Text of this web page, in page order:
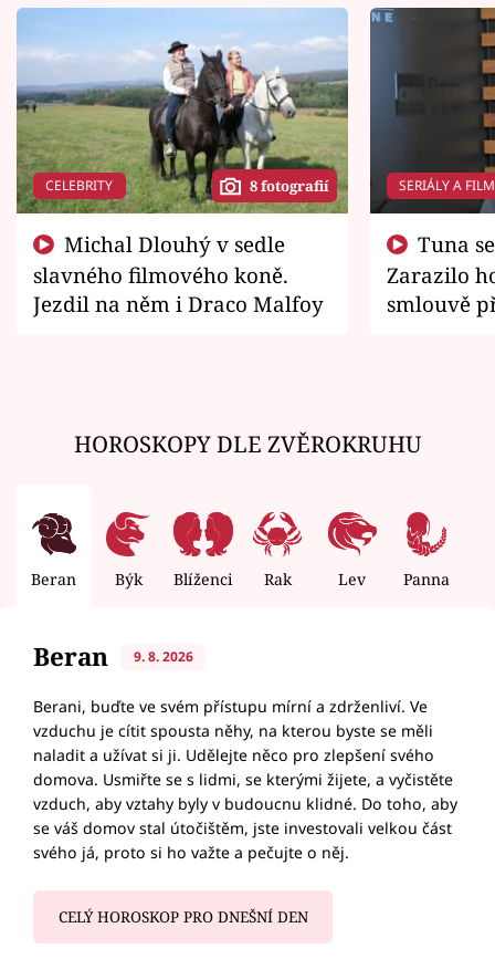
CELEBRITY 8 fotografií
slavného filmového koně.
Jezdil na něm i Draco Malfoy
SERIÁLY A
Zarazilo
smlouvě
HOROSKOPY DLE ZVĚROKRUHU
Beran Býk Blíženci Rak Lev Panna
Beran 9. 8. 2026
Berani, buďte ve svém přístupu mírní a zdrženliví. Ve
vzduchu je cítit spousta něhy, na kterou byste se měli
naladit a užívat si ji. Udělejte něco pro zlepšení svého
domova. Usmiřte se s lidmi, se kterými žijete, a vyčistěte
vzduch, aby vztahy byly v budoucnu klidné. Do toho, aby
se váš domov stal útočištěm, jste investovali velkou část
svého já, proto si ho važte a pečujte o něj.
CELÝ HOROSKOP PRO DNEŠNÍ DEN